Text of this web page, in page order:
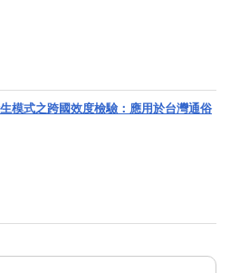
模式之跨國效度檢驗：應用於台灣通俗